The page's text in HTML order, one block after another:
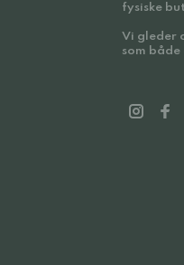
fysiske
Vi gleder
som